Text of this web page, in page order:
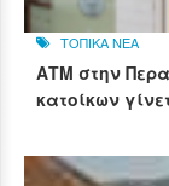
ΤΟΠΙΚΑ ΝΕΑ
ΑΤΜ στην
κατοίκων